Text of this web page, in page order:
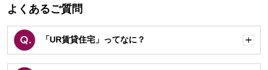
よくあるご質問
「UR賃貸住宅」ってなに？
く